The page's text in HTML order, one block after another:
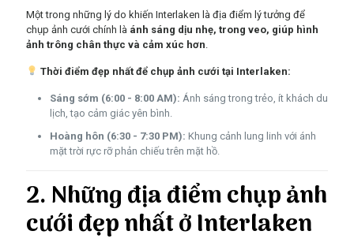
Một trong những lý do khiến Interlaken là địa điểm lý tưởng để
chụp ảnh cưới chính là ánh sáng dịu nhẹ, trong veo, giúp hình
ảnh trông chân thực và cảm xúc hơn.
Thời điểm đẹp nhất để chụp ảnh cưới tại Interlaken:
Sáng sớm (6:00 - 8:00 AM): Ánh sáng trong trẻo, ít khách du
lịch, tạo cảm giác yên bình.
Hoàng hôn (6:30 - 7:30 PM): Khung cảnh lung linh với ánh
mặt trời rực rỡ phản chiếu trên mặt hồ.
2. Những địa điểm chụp ảnh
cưới đẹp nhất ở Interlaken